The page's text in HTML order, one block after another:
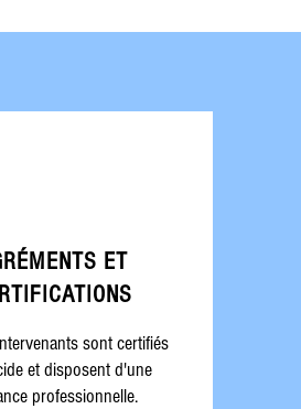
ET
sont certifiés
et disposent d'une
professionnelle.